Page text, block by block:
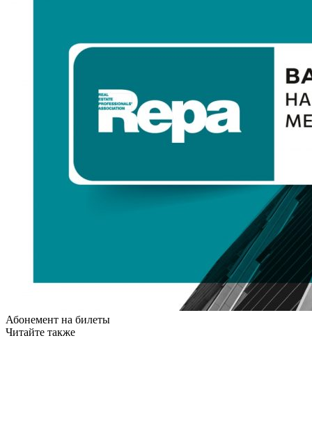
Абонемент на билеты
Читайте также